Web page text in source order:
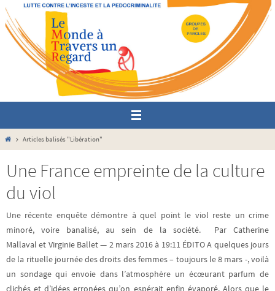
Passer
vers
contenu
HomeArticles balisés "Libération"
Une France empreinte de la culture
du viol
Une récente enquête démontre à quel point le viol reste un crime
minoré, voire banalisé, au sein de la société. Par Catherine
Mallaval et Virginie Ballet — 2 mars 2016 à 19:11 ÉDITO A quelques jours
de la rituelle journée des droits des femmes – toujours le 8 mars -, voilà
un sondage qui envoie dans l’atmosphère un écœurant parfum de
clichés et d’idées erronées qu’on espérait enfin évaporé. Alors que le